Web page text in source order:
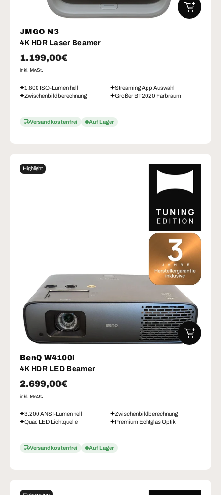
JMGO N3
4K HDR Laser Beamer
Normaler Preis
1.199,00€
inkl. MwSt.
1.800 ISO-Lumen hell
Streaming App Auswahl
Zwischenbildberechnung
Großer BT2020 Farbraum
Versandkostenfrei Auf Lager
IN DEN
Highlight
BenQ W4100i
4K HDR LED Beamer
Normaler Preis
2.699,00€
inkl. MwSt.
3.200 ANSI-Lumen hell
Zwischenbildberechnung
Quad LED Lichtquelle
Premium Echtglas Optik
Versandkostenfrei Auf Lager
IN DEN